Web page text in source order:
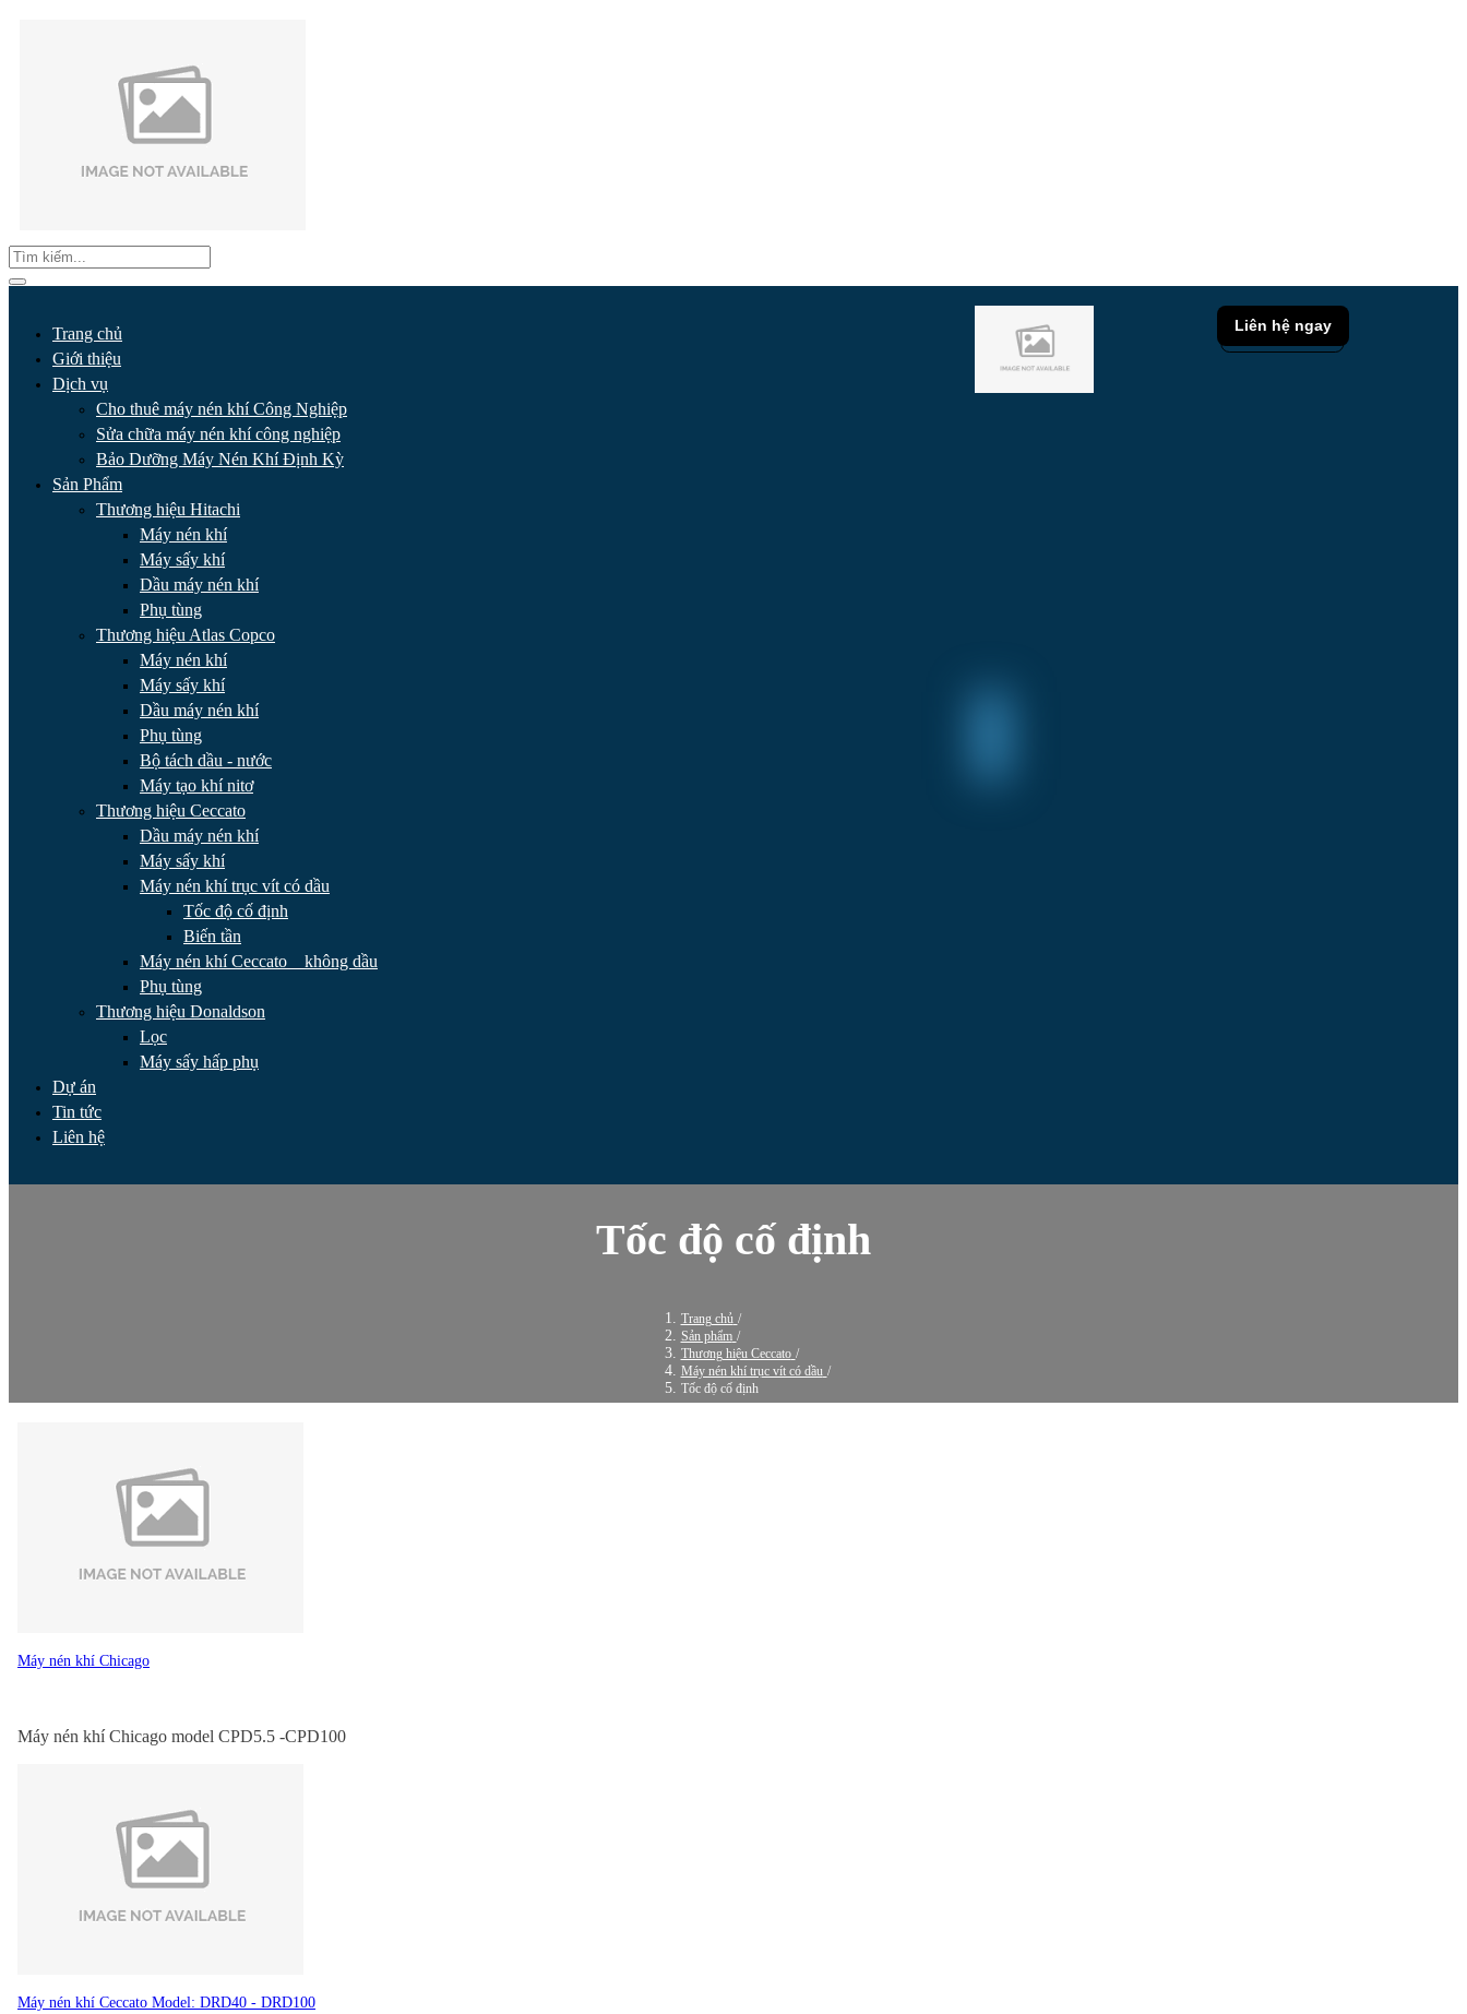
Trang chủ
Giới thiệu
Dịch vụ
Cho thuê máy nén khí Công Nghiệp
Sửa chữa máy nén khí công nghiệp
Bảo Dưỡng Máy Nén Khí Định Kỳ
Sản Phẩm
Thương hiệu Hitachi
Máy nén khí
Máy sấy khí
Dầu máy nén khí
Phụ tùng
Thương hiệu Atlas Copco
Máy nén khí
Máy sấy khí
Dầu máy nén khí
Phụ tùng
Bộ tách dầu - nước
Máy tạo khí nitơ
Thương hiệu Ceccato
Dầu máy nén khí
Máy sấy khí
Máy nén khí trục vít có dầu
Tốc độ cố định
Biến tần
Máy nén khí Ceccato _ không dầu
Phụ tùng
Thương hiệu Donaldson
Lọc
Máy sấy hấp phụ
Dự án
Tin tức
Liên hệ
Liên hệ ngay
Tốc độ cố định
Trang chủ /
Sản phẩm /
Thương hiệu Ceccato /
Máy nén khí trục vít có dầu /
Tốc độ cố định
Máy nén khí Chicago
Máy nén khí Chicago model CPD5.5 -CPD100
Máy nén khí Ceccato Model: DRD40 - DRD100